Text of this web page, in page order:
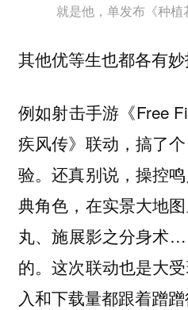
就是他，单发布《种
其他优等生也都各有妙
例如射击手游《Free
疾风传》联动，搞了
验。还真别说，操控
典角色，在实景大地
丸、施展影之分身术
的。这次联动也是大
入和下载量都跟着蹭蹭